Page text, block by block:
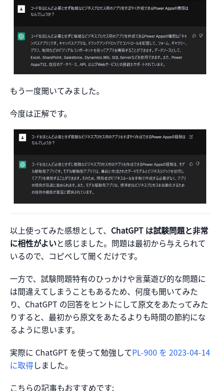
もう一度聞いてみました。
今度は正解です。
以上使ってみた感想として、 ChatGPT は試験問題と非常
に相性がよいと感じました。問題は最初から与えられて
いるので、コピペして聞くだけです。
一方で、試験問題特有のひっかけや言葉遊び的な問題に
は間違えてしまうこともあるため、何度も聞いてみた
り、ChatGPT の回答をヒントにして原文をあたってみた
りすると、最初から原文をあたるよりも時間の節約にな
るように思います。
実際に ChatGPT を使って勉強してPL-900 を 2023-04-14
に取得しました。
こちらの記事もおすすめです: